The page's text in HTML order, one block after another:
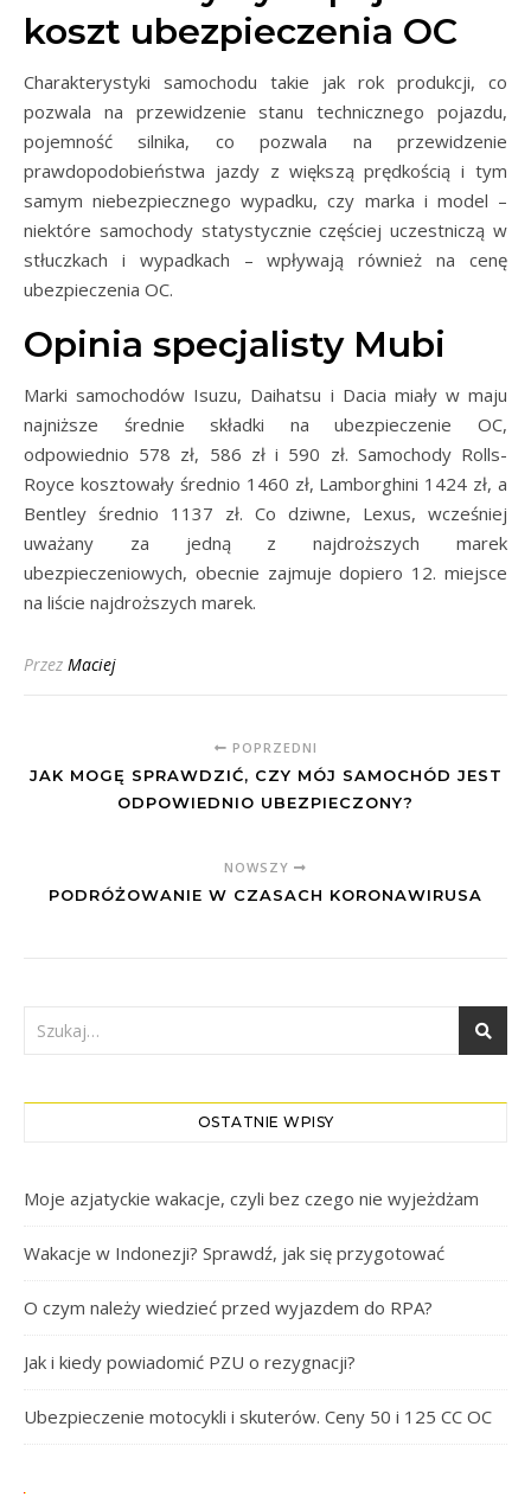
koszt ubezpieczenia OC
Charakterystyki samochodu takie jak rok produkcji, co
pozwala na przewidzenie stanu technicznego pojazdu,
pojemność silnika, co pozwala na przewidzenie
prawdopodobieństwa jazdy z większą prędkością i tym
samym niebezpiecznego wypadku, czy marka i model –
niektóre samochody statystycznie częściej uczestniczą w
stłuczkach i wypadkach – wpływają również na cenę
ubezpieczenia OC.
Opinia specjalisty Mubi
Marki samochodów Isuzu, Daihatsu i Dacia miały w maju
najniższe średnie składki na ubezpieczenie OC,
odpowiednio 578 zł, 586 zł i 590 zł. Samochody Rolls-
Royce kosztowały średnio 1460 zł, Lamborghini 1424 zł, a
Bentley średnio 1137 zł. Co dziwne, Lexus, wcześniej
uważany za jedną z najdroższych marek
ubezpieczeniowych, obecnie zajmuje dopiero 12. miejsce
na liście najdroższych marek.
Przez Maciej
POPRZEDNI
JAK MOGĘ SPRAWDZIĆ, CZY MÓJ SAMOCHÓD JEST
ODPOWIEDNIO UBEZPIECZONY?
NOWSZY
PODRÓŻOWANIE W CZASACH KORONAWIRUSA
OSTATNIE WPISY
Moje azjatyckie wakacje, czyli bez czego nie wyjeżdżam
Wakacje w Indonezji? Sprawdź, jak się przygotować
O czym należy wiedzieć przed wyjazdem do RPA?
Jak i kiedy powiadomić PZU o rezygnacji?
Ubezpieczenie motocykli i skuterów. Ceny 50 i 125 CC OC